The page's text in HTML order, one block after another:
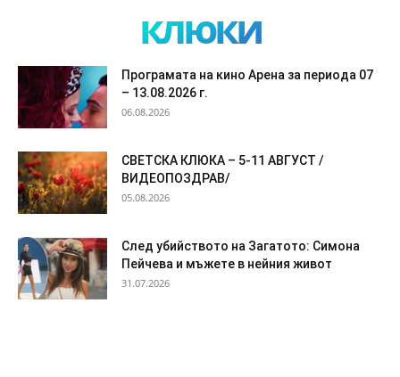
клюки
Програмата на кино Арена за периода 07
– 13.08.2026 г.
06.08.2026
СВЕТСКА КЛЮКА – 5-11 АВГУСТ /
ВИДЕОПОЗДРАВ/
05.08.2026
След убийството на Загатото: Симона
Пейчева и мъжете в нейния живот
31.07.2026